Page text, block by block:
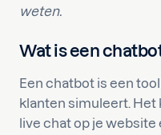
weten.
Wat is een
Een chatbot is een
klanten simuleert. Het
live chat op je website